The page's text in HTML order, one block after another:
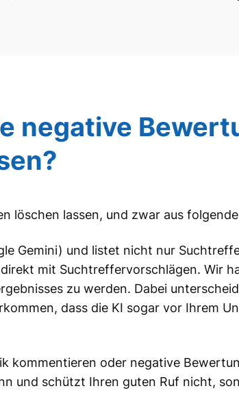
negative
löschen lassen, und zwar aus
Gemini) und listet nicht nur
mit Suchtreffervorschlägen. Wir
zu werden. Dabei
dass die KI sogar vor Ihrem
kommentieren oder negative
und schützt Ihren guten Ruf nicht,